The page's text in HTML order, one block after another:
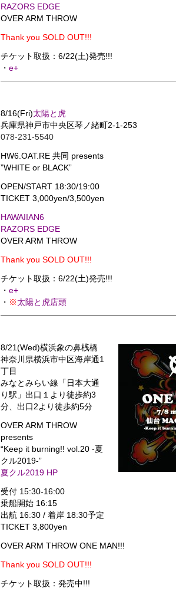
RAZORS EDGE
OVER ARM THROW
Thank you SOLD OUT!!!
チケット取扱：6/22(土)発売!!!
・ e+
8/16(Fri)太陽と虎
兵庫県神戸市中央区琴ノ緒町2-1-253
078-231-5540
HW6.OAT.RE 共同 presents
”WHITE or BLACK”
OPEN/START 18:30/19:00
TICKET 3,000yen/3,500yen
HAWAIIAN6
RAZORS EDGE
OVER ARM THROW
Thank you SOLD OUT!!!
チケット取扱：6/22(土)発売!!!
・ e+
・ ※太陽と虎店頭
8/21(Wed)横浜象の鼻桟橋
神奈川県横浜市中区海岸通1
丁目
みなとみらい線「日本大通
り駅」出口１より徒歩約3
分、出口2より徒歩約5分
OVER ARM THROW
presents
“Keep it burning!! vol.20 -夏
クル2019-”
夏クル2019 HP
受付 15:30-16:00
乗船開始 16:15
出航 16:30 / 着岸 18:30予定
TICKET 3,800yen
OVER ARM THROW ONE MAN!!!
Thank you SOLD OUT!!!
チケット取扱：発売中!!!